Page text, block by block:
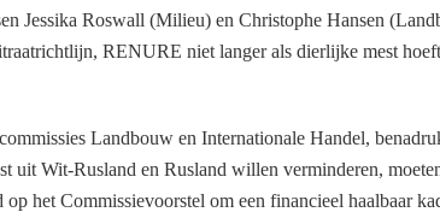
Jessika Roswall (Milieu) en Christophe Hansen
RENURE niet langer als dierlijke mest
Landbouw en Internationale Handel,
uit Wit-Rusland en Rusland willen verminderen,
het Commissievoorstel om een financieel haalbaar